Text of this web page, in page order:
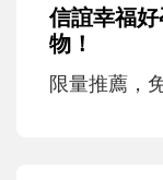
信誼幸福
物！
限量推薦，